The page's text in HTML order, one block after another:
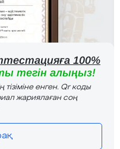
100%
тегін алыңыз!
енген. Qr коды
жариялаған соң